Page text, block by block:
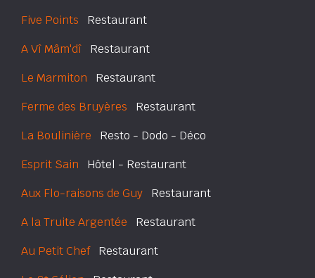
Five Points Restaurant
A Vî Mâm'dî Restaurant
Le Marmiton Restaurant
Ferme des Bruyères Restaurant
La Boulinière Resto - Dodo - Déco
Esprit Sain Hôtel - Restaurant
Aux Flo-raisons de Guy Restaurant
A la Truite Argentée Restaurant
Au Petit ChefRestaurant